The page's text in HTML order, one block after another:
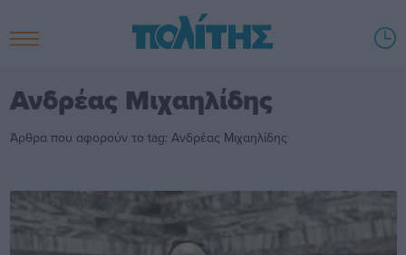
Ανδρέας Μιχαηλίδης
Άρθρα που αφορούν το tag: Ανδρέας Μιχαηλίδης